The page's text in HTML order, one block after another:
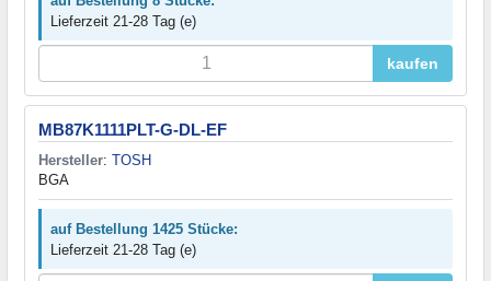
Lieferzeit 21-28 Tag (e)
kaufen
MB87K1111PLT-G-DL-EF
Hersteller: TOSH
BGA
auf Bestellung 1425 Stücke:
Lieferzeit 21-28 Tag (e)